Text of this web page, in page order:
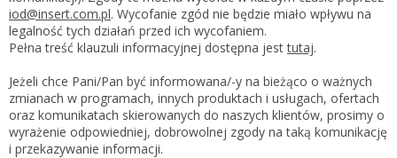
iod@insert.com.pl. Wycofanie zgód nie będzie miało wpływu na
legalność tych działań przed ich wycofaniem.
Pełna treść klauzuli informacyjnej dostępna jesttutaj.
Jeżeli chce Pani/Pan być informowana/-y na bieżąco o ważnych
zmianach w programach, innych produktach i usługach, ofertach
oraz komunikatach skierowanych do naszych klientów, prosimy o
wyrażenie odpowiedniej, dobrowolnej zgody na taką komunikację
i przekazywanie informacji.